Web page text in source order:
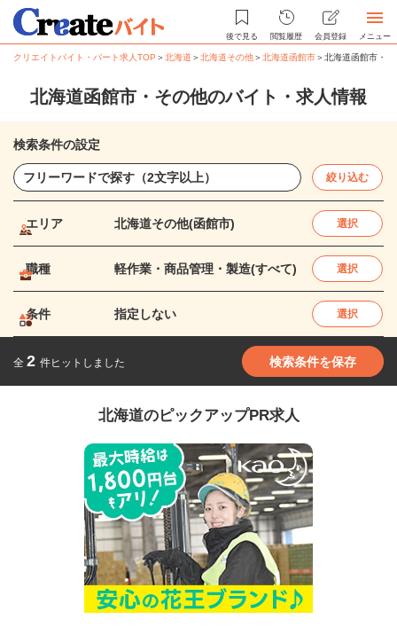
後で見る 閲覧履歴 会員登録 メニュー
クリエイトバイト・パート求人TOP ＞北海道 ＞北海道その他＞北海道函館市＞北海道函館市・
北海道函館市・その他のバイト・求人情報
検索条件の設定
絞り込む
エリア 北海道その他(函館市) 選択
職種 軽作業・商品管理・製造(すべて) 選択
条件 指定しない 選択
全 2 件ヒットしました 検索条件を保存
北海道のピックアップPR求人